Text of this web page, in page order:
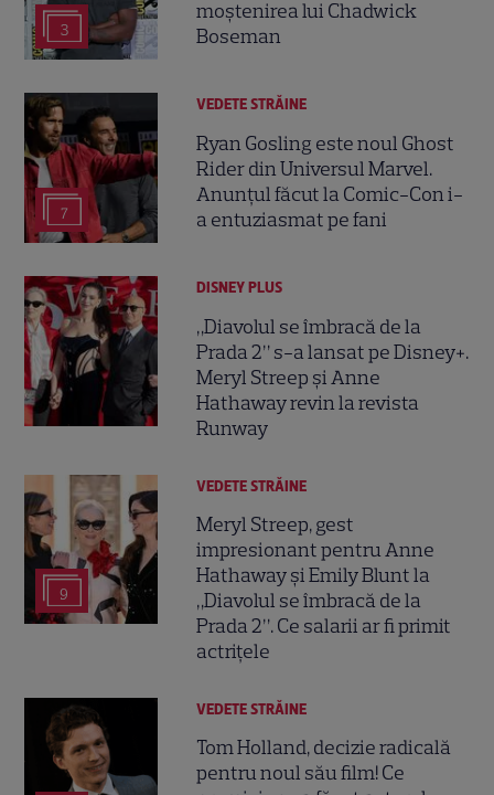
3
moștenirea lui Chadwick
Boseman
7
VEDETE STRĂINE
Ryan Gosling este noul Ghost
Rider din Universul Marvel.
Anunțul făcut la Comic-Con i-
a entuziasmat pe fani
DISNEY PLUS
„Diavolul se îmbracă de la
Prada 2” s-a lansat pe Disney+.
Meryl Streep și Anne
Hathaway revin la revista
Runway
9
VEDETE STRĂINE
Meryl Streep, gest
impresionant pentru Anne
Hathaway și Emily Blunt la
„Diavolul se îmbracă de la
Prada 2”. Ce salarii ar fi primit
actrițele
VEDETE STRĂINE
Tom Holland, decizie radicală
pentru noul său film! Ce